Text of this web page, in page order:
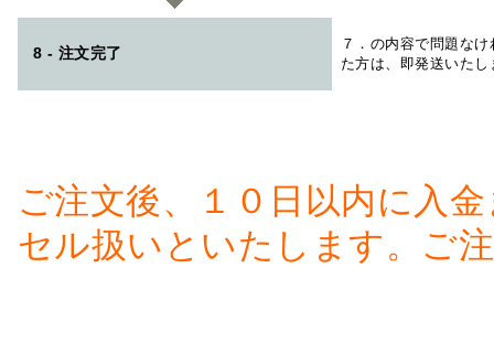
8 - 注文完了
７．の内容で問題な
た方は、即発送いたし
ご注文後、１０日以内に入
セル扱いといたします。ご